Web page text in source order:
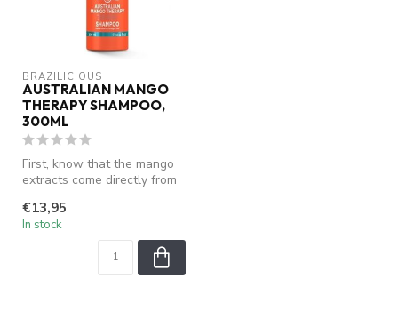
BRAZILICIOUS
AUSTRALIAN MANGO
THERAPY SHAMPOO,
300ML
First, know that the mango
extracts come directly from
€13,95
In stock